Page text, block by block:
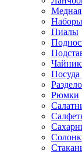
Медная
Пиалы
Посуда
Рюмки